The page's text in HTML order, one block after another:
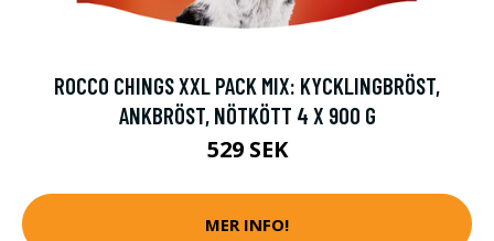
ROCCO CHINGS XXL PACK MIX: KYCKLINGBRÖST,
ANKBRÖST, NÖTKÖTT 4 X 900 G
529 SEK
MER INFO!